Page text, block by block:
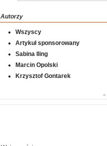
Autorzy
Wszyscy
Artykuł sponsorowany
Sabina Iling
Marcin Opolski
Krzysztof Gontarek
«